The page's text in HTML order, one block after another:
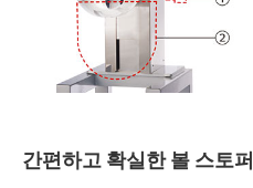
간편하고 확실한 볼 스토퍼